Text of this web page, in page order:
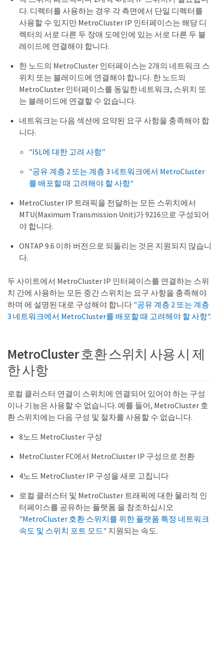
다. 디렉터를 사용하는 경우 각 측면에서 단일 디렉터를
사용할 수 있지만 MetroCluster IP 인터페이스는 해당 디
렉터의 서로 다른 두 장애 도메인에 있는 서로 다른 두 블
레이드에 연결해야 합니다.
한 노드의 MetroCluster 인터페이스는 2개의 네트워크 스
위치 또는 블레이드에 연결해야 합니다. 한 노드의
MetroCluster 인터페이스를 동일한 네트워크, 스위치 또
는 블레이드에 연결할 수 없습니다.
네트워크는 다음 섹션에 요약된 요구 사항을 충족해야 합
니다.
"ISL에 대한 고려 사항"
"공유 계층 2 또는 계층 3 네트워크에서 MetroCluster
를 배포할 때 고려해야 할 사항"
MetroCluster IP 트래픽을 전달하는 모든 스위치에서
MTU(Maximum Transmission Unit)가 9216으로 구성되어
야 합니다.
ONTAP 9.6 이하 버전으로 되돌리는 것은 지원되지 않습니
다.
두 사이트에서 MetroCluster IP 인터페이스를 연결하는 스위
치 간에 사용하는 모든 중간 스위치는 요구 사항을 충족해야
하며 에 설명된 대로 구성해야 합니다 "공유 계층 2 또는 계층
3 네트워크에서 MetroCluster를 배포할 때 고려해야 할 사항".
MetroCluster 호환 스위치 사용 시 제
한 사항
로컬 클러스터 연결이 스위치에 연결되어 있어야 하는 구성
이나 기능은 사용할 수 없습니다. 예를 들어, MetroCluster 호
환 스위치에는 다음 구성 및 절차를 사용할 수 없습니다.
8노드 MetroCluster 구성
MetroCluster FC에서 MetroCluster IP 구성으로 전환
4노드 MetroCluster IP 구성을 새로 고칩니다
로컬 클러스터 및 MetroCluster 트래픽에 대한 물리적 인
터페이스를 공유하는 플랫폼 을 참조하십시오
"MetroCluster 호환 스위치를 위한 플랫폼 특정 네트워크
속도 및 스위치 포트 모드" 지원되는 속도.